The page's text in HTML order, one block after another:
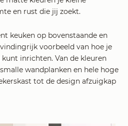
en rust die jij zoekt.
keuken op bovenstaande en
voorbeeld van hoe je
inrichten. Van de kleuren
wandplanken en hele hoge
tot de design afzuigkap